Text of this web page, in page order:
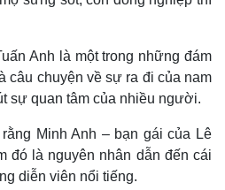
Anh là một trong những đám
câu chuyện về sự ra đi của nam
sự quan tâm của nhiều người.
Minh Anh – bạn gái của Lê
đó là nguyên nhân dẫn đến cái
diễn viên nổi tiếng.